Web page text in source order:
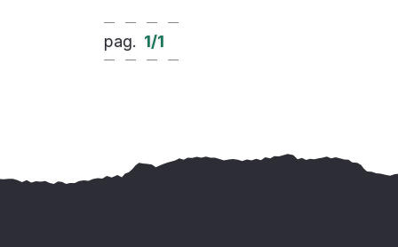
pag. 1/1